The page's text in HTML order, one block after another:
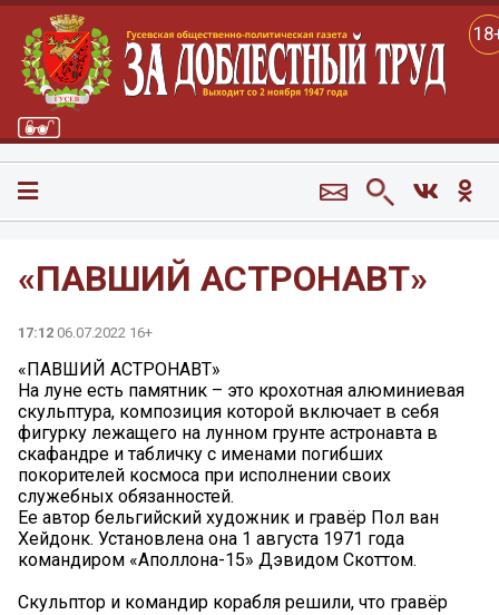
«ПАВШИЙ АСТРОНАВТ»
17:12 06.07.2022 16+
«ПАВШИЙ АСТРОНАВТ»
На луне есть памятник – это крохотная алюминиевая
скульптура, композиция которой включает в себя
фигурку лежащего на лунном грунте астронавта в
скафандре и табличку с именами погибших
покорителей космоса при исполнении своих
служебных обязанностей.
Ее автор бельгийский художник и гравёр Пол ван
Хейдонк. Установлена она 1 августа 1971 года
командиром «Аполлона-15» Дэвидом Скоттом.
Скульптор и командир корабля решили, что гравёр